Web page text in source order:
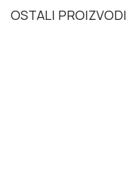
OSTALI